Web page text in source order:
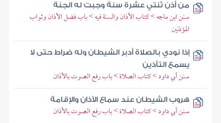
من أذن ثنتي عشرة سنة وجبت له الجنة
سنن ابن ماجه > كتاب الأذان والسنة فيه > باب فضل الأذان وثواب
المؤذنين
إذا نودي بالصلاة أدبر الشيطان وله ضراط حتى لا
يسمع التأذين
سنن أبي داود > كتاب الصلاة > باب رفع الصوت بالأذان
هروب الشيطان عند سماع الأذان والإقامة
سنن أبي داود > كتاب الصلاة > باب رفع الصوت بالأذان